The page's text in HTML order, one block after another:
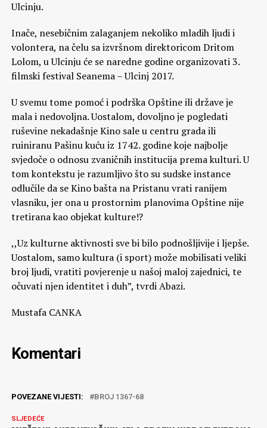
Ulcinju.
Inače, nesebičnim zalaganjem nekoliko mladih ljudi i
volontera, na čelu sa izvršnom direktoricom Dritom
Lolom, u Ulcinju će se naredne godine organizovati 3.
filmski festival Seanema – Ulcinj 2017.
U svemu tome pomoć i podrška Opštine ili države je
mala i nedovoljna. Uostalom, dovoljno je pogledati
ruševine nekadašnje Kino sale u centru grada ili
ruiniranu Pašinu kuću iz 1742. godine koje najbolje
svjedoče o odnosu zvaničnih institucija prema kulturi. U
tom kontekstu je razumljivo što su sudske instance
odlučile da se Kino bašta na Pristanu vrati ranijem
vlasniku, jer ona u prostornim planovima Opštine nije
tretirana kao objekat kulture!?
,,Uz kulturne aktivnosti sve bi bilo podnošljivije i ljepše.
Uostalom, samo kultura (i sport) može mobilisati veliki
broj ljudi, vratiti povjerenje u našoj maloj zajednici, te
očuvati njen identitet i duh”, tvrdi Abazi.
Mustafa CANKA
Komentari
POVEZANE VIJESTI: BROJ 1367-68
SLJEDEĆE